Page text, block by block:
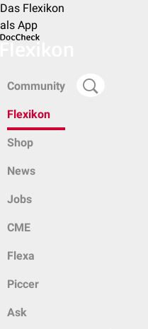
Das Flexikon
als App
Community
Flexikon
Shop
News
Jobs
CME
Flexa
Piccer
Ask